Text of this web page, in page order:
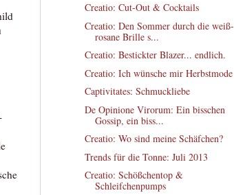
Creatio: Cut-Out & Cocktails
Creatio: Den Sommer durch die weiß-
rosane Brille s...
Creatio: Bestickter Blazer... endlich.
Creatio: Ich wünsche mir Herbstmode
Captivitates: Schmuckliebe
De Opinione Virorum: Ein bisschen
Gossip, ein biss...
Creatio: Wo sind meine Schäfchen?
Trends für die Tonne: Juli 2013
Creatio: Schößchentop &
Schleifchenpumps